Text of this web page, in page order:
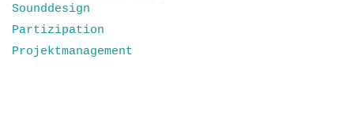
Sounddesign
Partizipation
Projektmanagement